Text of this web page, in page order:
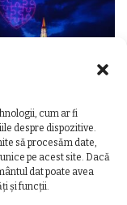
cum ar fi
despre dispozitive.
să procesăm date,
pe acest site. Dacă
dat poate avea
și funcții.
Cluj-Napoca.
complet al